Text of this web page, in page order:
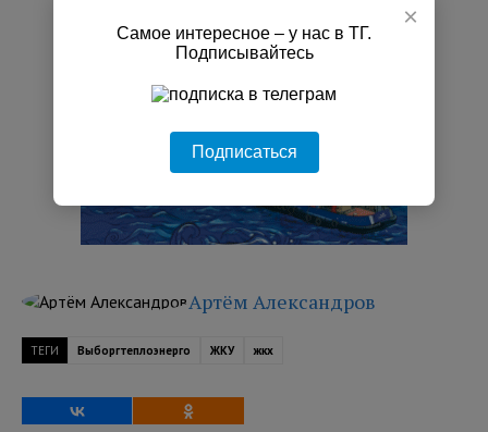
Артём Александров
ТЕГИ Выборгтеплоэнерго ЖКУ жкх
×
Самое интересное – у нас в ТГ.
Подписывайтесь
Подписаться